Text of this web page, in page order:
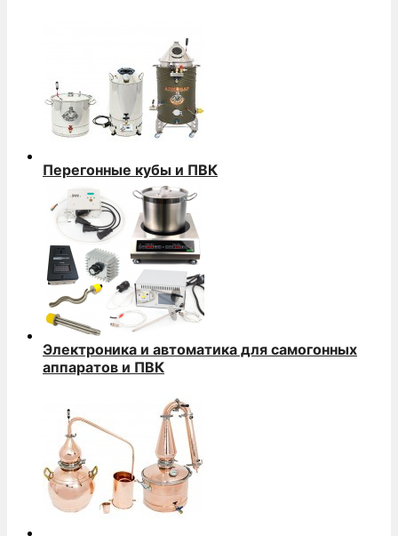
Перегонные кубы и ПВК
Электроника и автоматика для самогонных
аппаратов и ПВК